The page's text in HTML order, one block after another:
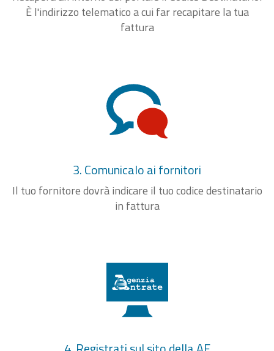
È l'indirizzo telematico a cui far recapitare la tua
fattura
3. Comunicalo ai fornitori
Il tuo fornitore dovrà indicare il tuo codice destinatario
in fattura